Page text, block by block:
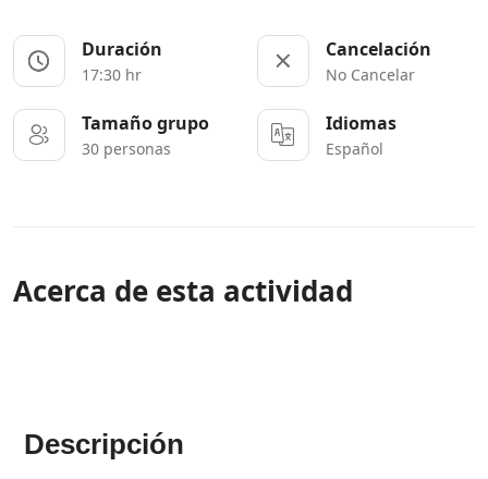
Duración
17:30 hr
Cancelación
No Cancelar
Tamaño grupo
30 personas
Idiomas
Español
Acerca de esta actividad
Descripción